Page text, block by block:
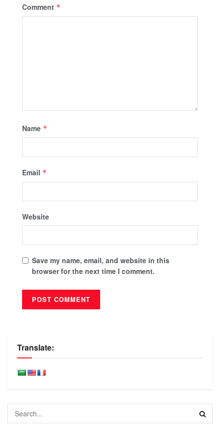
Comment *
Name *
Email *
Website
Save my name, email, and website in this
browser for the next time I comment.
Translate: